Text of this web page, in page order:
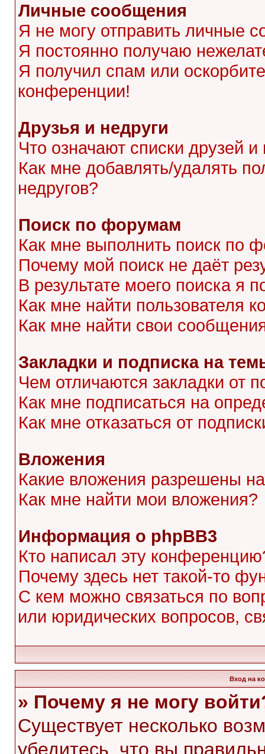
Личные сообщения
Я не могу отправить личные
Я постоянно получаю
Я получил спам или
конференции!
Друзья и недруги
Что означают списки друзей и
Как мне добавлять/удалять
недругов?
Поиск по форумам
Как мне выполнить поиск по
Почему мой поиск не даёт
В результате моего поиска я
Как мне найти пользователя
Как мне найти свои
Закладки и подписка на
Чем отличаются закладки от
Как мне подписаться на
Как мне отказаться от
Вложения
Какие вложения разрешены
Как мне найти мои вложения?
Информация о phpBB3
Кто написал эту
Почему здесь нет такой-то
С кем можно связаться по
или юридических вопросов,
Вход на
» Почему я не могу
Существует несколько
убедитесь, что вы